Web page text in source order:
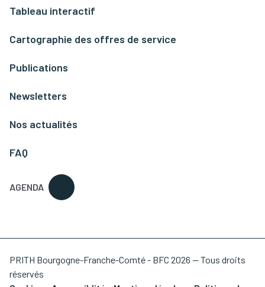
Tableau interactif
Cartographie des offres de service
Publications
Newsletters
Nos actualités
FAQ
AGENDA
PRITH Bourgogne-Franche-Comté - BFC 2026 — Tous droits
réservés